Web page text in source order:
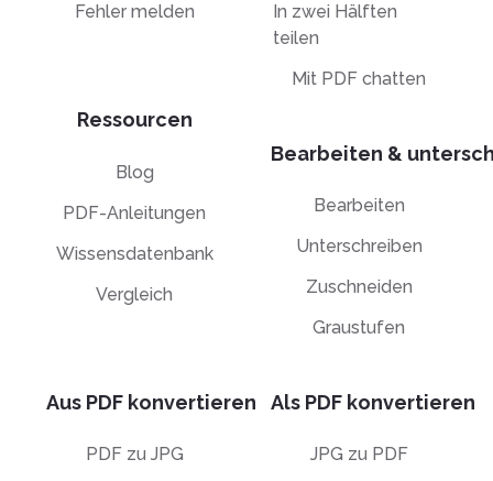
Fehler melden
Ressourcen
Blog
PDF-Anleitungen
Wissensdatenbank
Vergleich
In zwei Hälften
teilen
Mit PDF chatten
Bearbeiten &
Bearbeiten
Unterschreiben
Zuschneiden
Graustufen
Aus PDF konvertieren
PDF zu JPG
Als PDF konvertieren
JPG zu PDF